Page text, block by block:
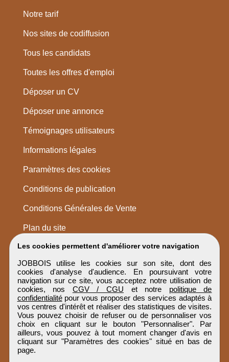
Les cookies permettent d'améliorer votre navigation
JOBBOIS utilise les cookies sur son site, dont des
cookies d'analyse d'audience. En poursuivant votre
navigation sur ce site, vous acceptez notre utilisation de
cookies, nos CGV / CGU et notre politique de
confidentialitépour vous proposer des services adaptés à
vos centres d'intérêt et réaliser des statistiques de visites.
Vous pouvez choisir de refuser ou de personnaliser vos
choix en cliquant sur le bouton "Personnaliser". Par
ailleurs, vous pouvez à tout moment changer d'avis en
cliquant sur "Paramètres des cookies" situé en bas de
page.
Notre tarif
Nos sites de codiffusion
Tous les candidats
Toutes les offres d'emploi
Déposer un CV
Déposer une annonce
Témoignages utilisateurs
Informations légales
Paramètres des cookies
Conditions de publication
Conditions Générales de Vente
Plan du site